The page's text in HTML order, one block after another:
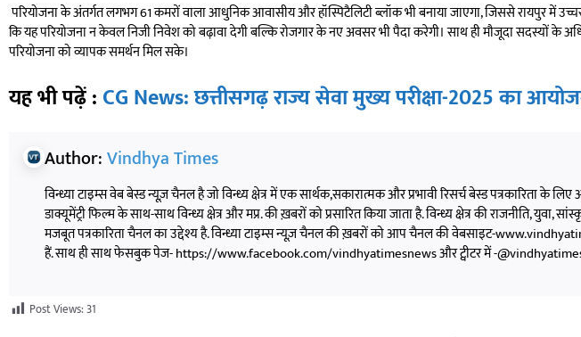
परियोजना के अंतर्गत लगभग 61 कमरों वाला आधुनिक आवासीय और हॉस्पिटैलिटी ब्लॉक भी बनाया जाएगा, जिससे रायपुर में
कि यह परियोजना न केवल निजी निवेश को बढ़ावा देगी बल्कि रोजगार के नए अवसर भी पैदा करेगी। साथ ही मौजूदा सदस्यों के
परियोजना को व्यापक समर्थन मिल सके।
यह भी पढ़ें : CG News: छत्तीसगढ़ राज्य सेवा मुख्य परीक्षा-2025 का
Author:Vindhya Times
विन्ध्या टाइम्स वेब बेस्ड न्यूज़ चैनल है जो विन्ध्य क्षेत्र में एक सार्थक,सकारात्मक और प्रभावी रिसर्च बेस्ड पत्रकारिता के
डाक्यूमेंट्री फिल्म के साथ-साथ विन्ध्य क्षेत्र और मप्र. की ख़बरों को प्रसारित किया जाता है. विन्ध्य क्षेत्र की राजनीति,
मजबूत पत्रकारिता चैनल का उद्देश्य है. विन्ध्या टाइम्स न्यूज़ चैनल की ख़बरों को आप चैनल की वेबसाइट-
हैं. साथ ही साथ फेसबुक पेज- https://www.facebook.com/vindhyatimesnews और ट्वीटर में -
Post Views:31